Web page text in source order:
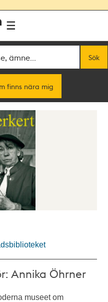
Sök
finns nära mig
Annika Öhrner
museet om